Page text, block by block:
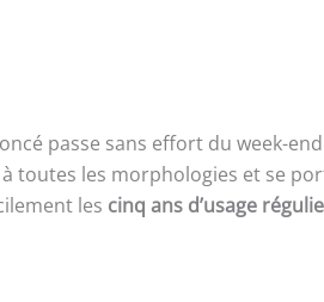
passe sans effort du week-
les morphologies et se
les cinq ans d’usage